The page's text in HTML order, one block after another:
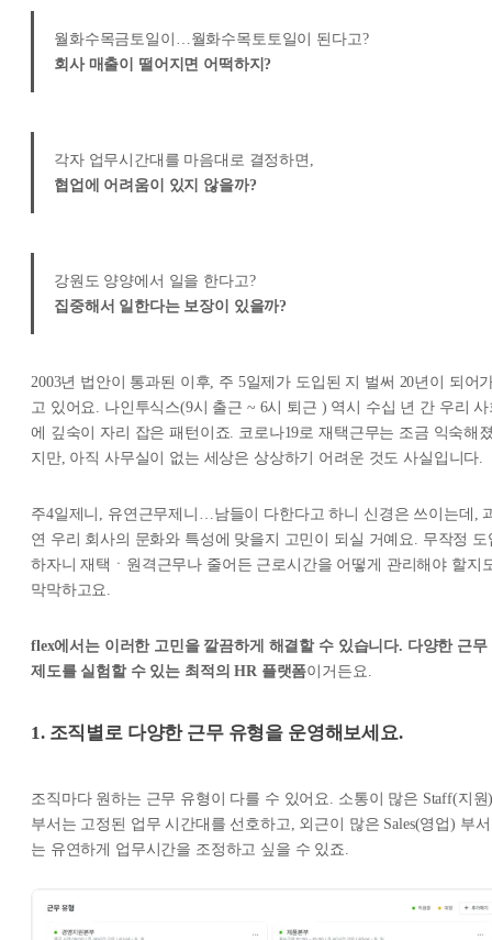
월화수목금토일이…월화수목토토일이 된다고?
회사 매출이 떨어지면 어떡하지?
각자 업무시간대를 마음대로 결정하면,
협업에 어려움이 있지 않을까?
강원도 양양에서 일을 한다고?
집중해서 일한다는 보장이 있을까?
2003년 법안이 통과된 이후, 주 5일제가 도입된 지 벌써 20년이 되어
고 있어요. 나인투식스(9시 출근 ~ 6시 퇴근 ) 역시 수십 년 간 우리 사
에 깊숙이 자리 잡은 패턴이죠. 코로나19로 재택근무는 조금 익숙해
지만, 아직 사무실이 없는 세상은 상상하기 어려운 것도 사실입니다.
주4일제니, 유연근무제니…남들이 다한다고 하니 신경은 쓰이는데,
연 우리 회사의 문화와 특성에 맞을지 고민이 되실 거예요. 무작정 도
하자니 재택ㆍ원격근무나 줄어든 근로시간을 어떻게 관리해야 할지
막막하고요.
flex에서는 이러한 고민을 깔끔하게 해결할 수 있습니다. 다양한 근무
제도를 실험할 수 있는 최적의 HR 플랫폼이거든요.
1. 조직별로 다양한 근무 유형을 운영해보세요.
조직마다 원하는 근무 유형이 다를 수 있어요. 소통이 많은 Staff(지원
부서는 고정된 업무 시간대를 선호하고, 외근이 많은 Sales(영업) 부서
는 유연하게 업무시간을 조정하고 싶을 수 있죠.